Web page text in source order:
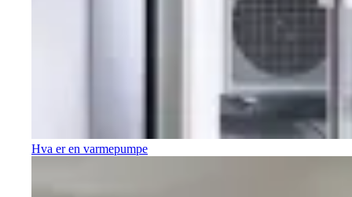
Hva er en varmepumpe